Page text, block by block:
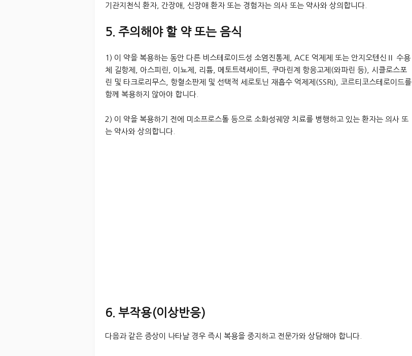
기관지천식 환자, 간장애, 신장애 환자 또는 경험자는 의사 또는 약사와 상의합니다.
5. 주의해야 할 약 또는 음식
1) 이 약을 복용하는 동안 다른 비스테로이드성 소염진통제, ACE 억제제 또는 안지오텐신Ⅱ 수용
체 길항제, 아스피린, 이뇨제, 리튬, 메토트렉세이트, 쿠마린계 항응고제(와파린 등), 시클로스포
린 및 타크로리무스, 항혈소판제 및 선택적 세로토닌 재흡수 억제제(SSRI), 코르티코스테로이드를
함께 복용하지 않아야 합니다.
2) 이 약을 복용하기 전에 미소프로스톨 등으로 소화성궤양 치료를 병행하고 있는 환자는 의사 또
는 약사와 상의합니다.
6. 부작용(이상반응)
다음과 같은 증상이 나타날 경우 즉시 복용을 중지하고 전문가와 상담해야 합니다.